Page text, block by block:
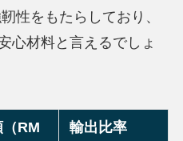
性をもたらしており、
心材料と言えるでしょ
RM
輸出比率